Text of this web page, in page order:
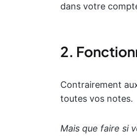
dans votre
2.
Contrairement
toutes vos notes.
Mais que faire si